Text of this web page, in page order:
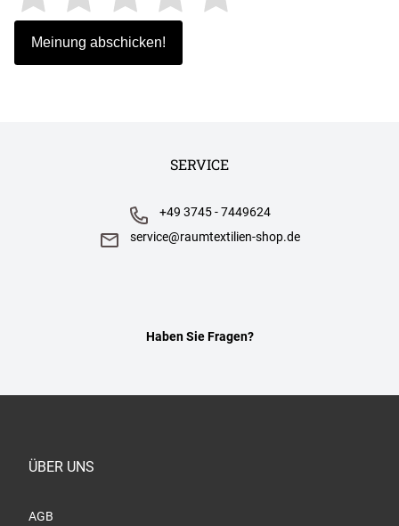
SERVICE
Haben Sie Fragen?
+49 3745 - 7449624
service@raumtextilien-shop.de
ÜBER UNS
AGB